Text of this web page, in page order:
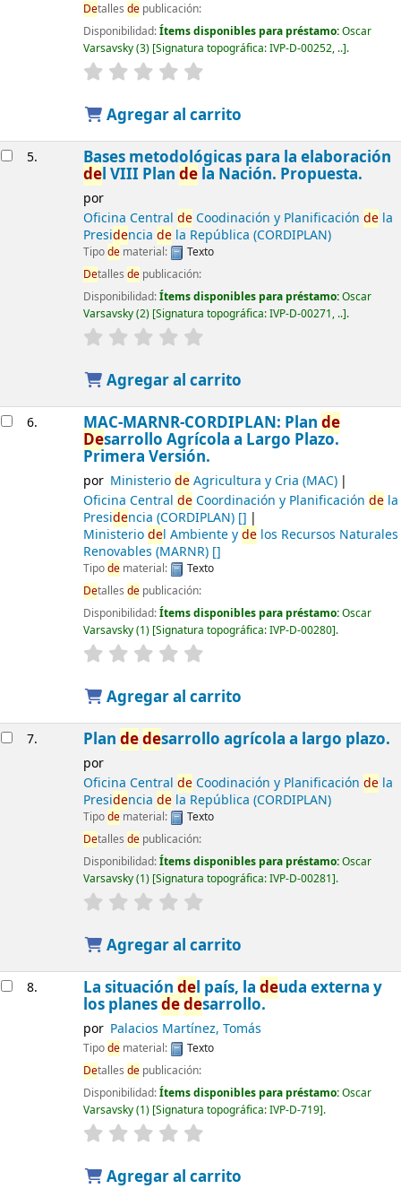
Detalles depublicación:
Disponibilidad:Ítems disponibles para préstamo:Oscar
Varsavsky(3) Signatura topográfica:IVP-D-00252, .. .
Agregar al carrito
5. Bases metodológicas para la elaboración
del VIII Plan dela Nación. Propuesta.
por
Oficina Central deCoodinación y Planificación dela
Presidencia dela República (CORDIPLAN)
Tipodematerial:
Texto
Detalles depublicación:
Disponibilidad:Ítems disponibles para préstamo:Oscar
Varsavsky(2) Signatura topográfica:IVP-D-00271, .. .
Agregar al carrito
6. MAC-MARNR-CORDIPLAN: Plan de
Desarrollo Agrícola a Largo Plazo.
Primera Versión.
por MinisteriodeAgricultura y Cria (MAC)
Oficina Central deCoordinación y Planificación dela
Presidencia (CORDIPLAN)[]
Ministeriodel Ambiente ydelos Recursos Naturales
Renovables (MARNR)[]
Tipodematerial:
Texto
Detalles depublicación:
Disponibilidad:Ítems disponibles para préstamo:Oscar
Varsavsky(1) Signatura topográfica:IVP-D-00280 .
Agregar al carrito
7. Plan dedesarrollo agrícola a largo plazo.
por
Oficina Central deCoodinación y Planificación dela
Presidencia dela República (CORDIPLAN)
Tipodematerial:
Texto
Detalles depublicación:
Disponibilidad:Ítems disponibles para préstamo:Oscar
Varsavsky(1) Signatura topográfica:IVP-D-00281 .
Agregar al carrito
8. La situación del país, la deuda externa y
los planesdedesarrollo.
por Palacios Martínez, Tomás
Tipodematerial:
Texto
Detalles depublicación:
Disponibilidad:Ítems disponibles para préstamo:Oscar
Varsavsky(1) Signatura topográfica:IVP-D-719 .
Agregar al carrito